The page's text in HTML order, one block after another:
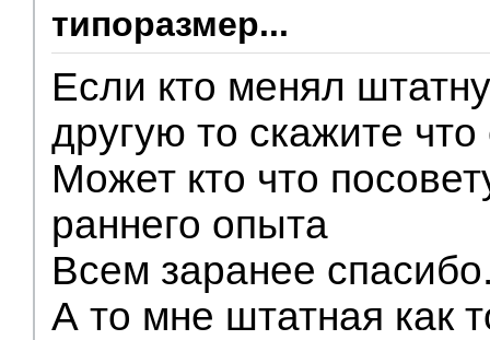
типоразмер...
Если кто менял
другую то скажите что
Может кто что
раннего опыта
Всем заранее
А то мне штатная как